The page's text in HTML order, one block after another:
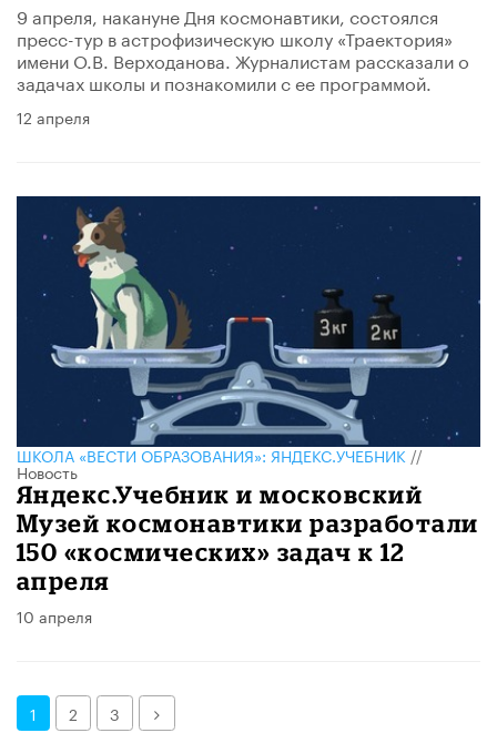
9 апреля, накануне Дня космонавтики, состоялся
пресс-тур в астрофизическую школу «Траектория»
имени О.В. Верходанова. Журналистам рассказали о
задачах школы и познакомили с ее программой.
12 апреля
ШКОЛА «ВЕСТИ ОБРАЗОВАНИЯ»: ЯНДЕКС.УЧЕБНИК//
Новость
Яндекс.Учебник и московский
Музей космонавтики разработали
150 «космических» задач к 12
апреля
10 апреля
1 2 3 Далее